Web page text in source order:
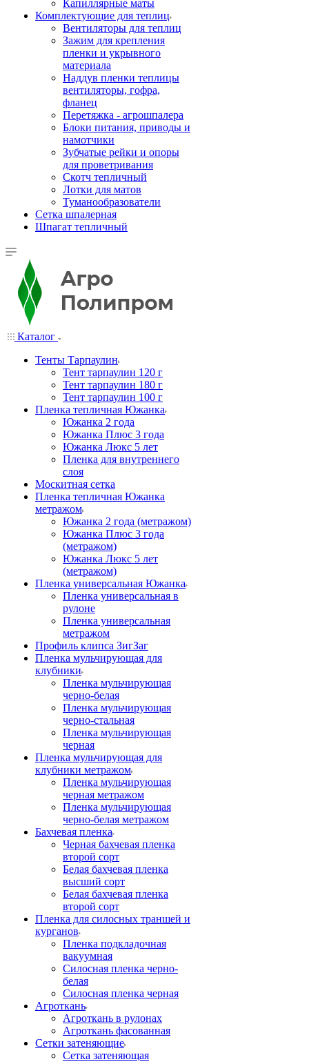
Капиллярные маты
Комплектующие для теплиц
Вентиляторы для теплиц
Зажим для крепления
пленки и укрывного
материала
Наддув пленки теплицы
вентиляторы, гофра,
фланец
Перетяжка - агрошпалера
Блоки питания, приводы и
намотчики
Зубчатые рейки и опоры
для проветривания
Скотч тепличный
Лотки для матов
Туманообразователи
Сетка шпалерная
Шпагат тепличный
Каталог
Тенты Тарпаулин
Тент тарпаулин 120 г
Тент тарпаулин 180 г
Тент тарпаулин 100 г
Пленка тепличная Южанка
Южанка 2 года
Южанка Плюс 3 года
Южанка Люкс 5 лет
Пленка для внутреннего
слоя
Москитная сетка
Пленка тепличная Южанка
метражом
Южанка 2 года (метражом)
Южанка Плюс 3 года
(метражом)
Южанка Люкс 5 лет
(метражом)
Пленка универсальная Южанка
Пленка универсальная в
рулоне
Пленка универсальная
метражом
Профиль клипса ЗигЗаг
Пленка мульчирующая для
клубники
Пленка мульчирующая
черно-белая
Пленка мульчирующая
черно-стальная
Пленка мульчирующая
черная
Пленка мульчирующая для
клубники метражом
Пленка мульчирующая
черная метражом
Пленка мульчирующая
черно-белая метражом
Бахчевая пленка
Черная бахчевая пленка
второй сорт
Белая бахчевая пленка
высший сорт
Белая бахчевая пленка
второй сорт
Пленка для силосных траншей и
курганов
Пленка подкладочная
вакуумная
Силосная пленка черно-
белая
Силосная пленка черная
Агроткань
Агроткань в рулонах
Агроткань фасованная
Сетки затеняющие
Сетка затеняющая